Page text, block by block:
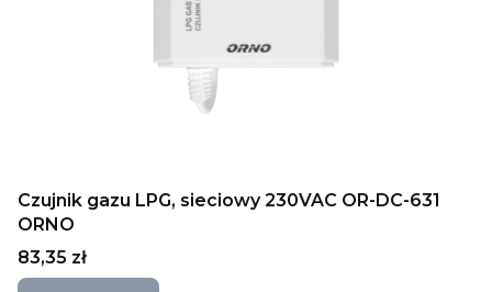
Czujnik gazu LPG, sieciowy 230VAC OR-DC-631
ORNO
Cena
83,35 zł